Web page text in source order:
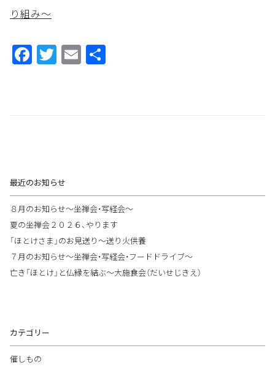
り組み～
Facebook
Twitter
Email
最近のお知らせ
８月のお知らせ～坐禅会・写経会～
夏の坐禅会２０２６、やります
「ほとけさま」のお見送り～送り火供養
７月のお知らせ～坐禅会・写経会・フードドライブ～
亡き「ほとけ」と仏縁を結ぶ～大施食会（だいせじきえ）
カテゴリー
催しもの